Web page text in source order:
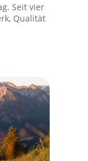
Seit vier
Qualität